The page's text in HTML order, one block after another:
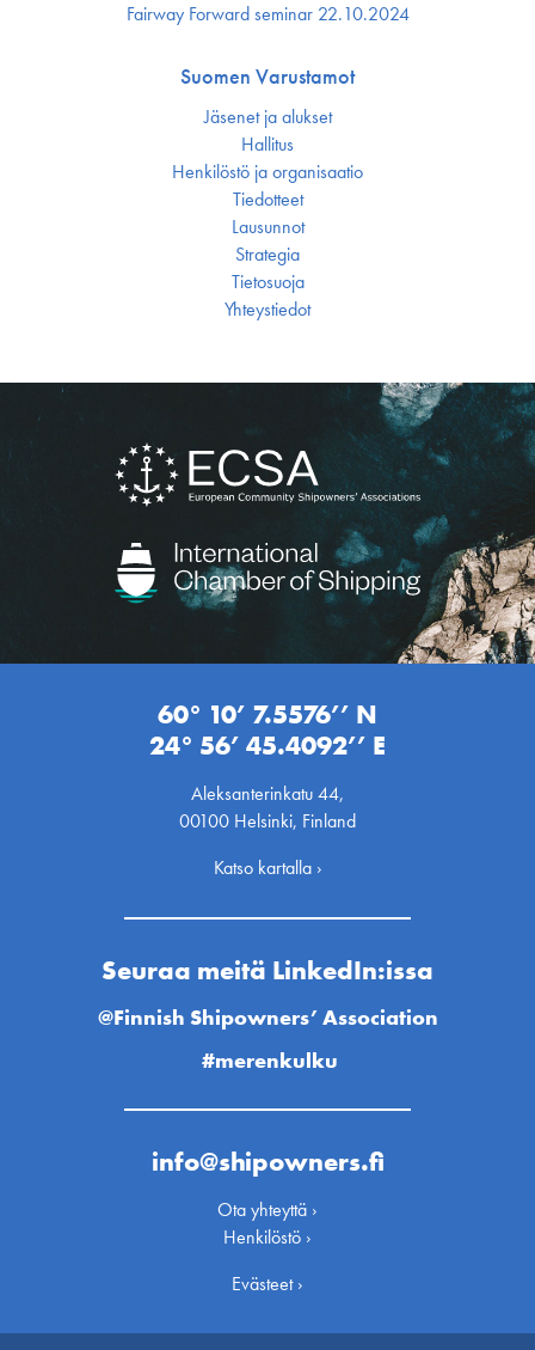
Fairway Forward seminar 22.10.2024
Suomen Varustamot
Jäsenet ja alukset
Hallitus
Henkilöstö ja organisaatio
Tiedotteet
Lausunnot
Strategia
Tietosuoja
Yhteystiedot
60° 10’ 7.5576’’ N
24° 56’ 45.4092’’ E
Aleksanterinkatu 44,
00100 Helsinki, Finland
Katso kartalla ›
Seuraa meitä LinkedIn:issa
@Finnish Shipowners’ Association
#merenkulku
info@shipowners.fi
Ota yhteyttä ›
Henkilöstö ›
Evästeet ›